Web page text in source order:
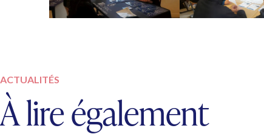
ACTUALITÉS
À lire également